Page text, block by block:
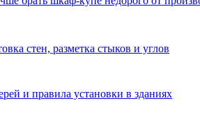
стен, разметка стыков и углов
и правила установки в зданиях